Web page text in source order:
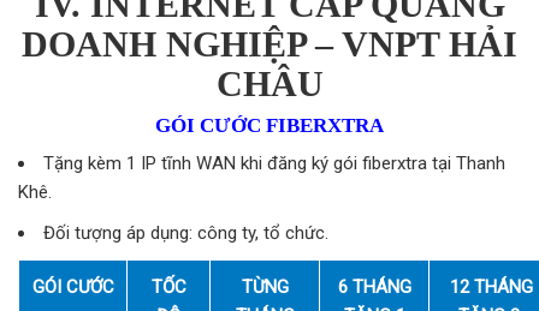
DOANH NGHIỆP – VNPT HẢI
CHÂU
GÓI CƯỚC FIBERXTRA
Tặng kèm 1 IP tĩnh WAN khi đăng ký gói fiberxtra tại Thanh
Khê.
Đối tượng áp dụng: công ty, tổ chức.
GÓI CƯỚC
TỐC
TỪNG
6 THÁNG
12 THÁNG